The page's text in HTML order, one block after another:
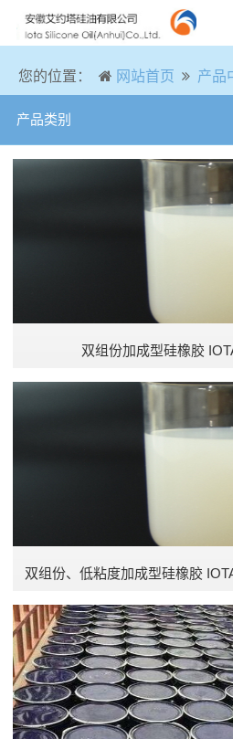
您的位置： 网站首页 产品
产品类别
甲基苯基硅油
普通硅油
苯基硅烷
硅橡胶
硅烷
耐高温胶粘剂
双组份加成型硅橡胶
双组份、低粘度加成型硅橡胶